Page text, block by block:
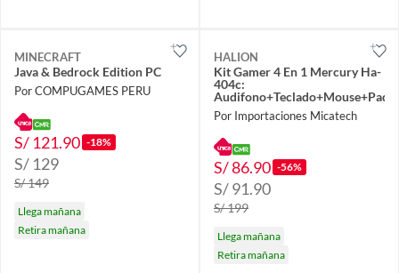
MINECRAFT
Java & Bedrock Edition PC
Por COMPUGAMES PERU
S/ 121.90 -18%
S/ 129
S/ 149
Llega mañana
Retira mañana
HALION
Kit Gamer 4 En 1 Mercury Ha-
404c:
Audifono+Teclado+Mouse+Pad
Por Importaciones Micatech
S/ 86.90 -56%
S/ 91.90
S/ 199
Llega mañana
Retira mañana